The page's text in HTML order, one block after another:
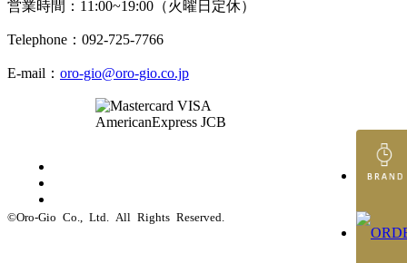
営業時間：11:00~19:00（火曜日定休）
Telephone：092-725-7766
E-mail： oro-gio@oro-gio.co.jp
©Oro-Gio Co., Ltd. All Rights Reserved.